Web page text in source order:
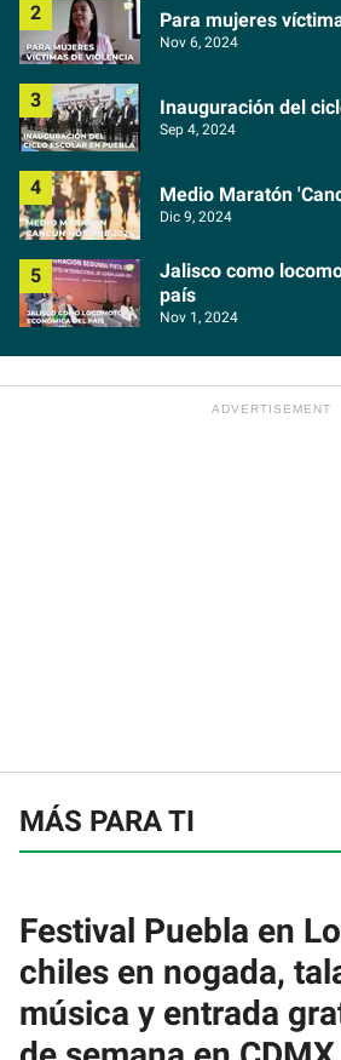
Para mujeres
Nov 6, 2024
Inauguración del
Sep 4, 2024
Medio Maratón
Dic 9, 2024
Jalisco como
país
Nov 1, 2024
MÁS PARA TI
Festival Puebla en
chiles en nogada,
música y entrada